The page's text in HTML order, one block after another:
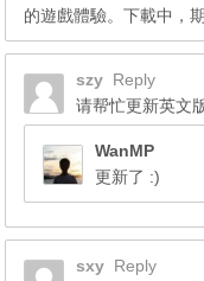
的遊戲體驗。下載中，
szy Reply
请帮忙更新英文
WanMP
更新了 :)
sxy Reply